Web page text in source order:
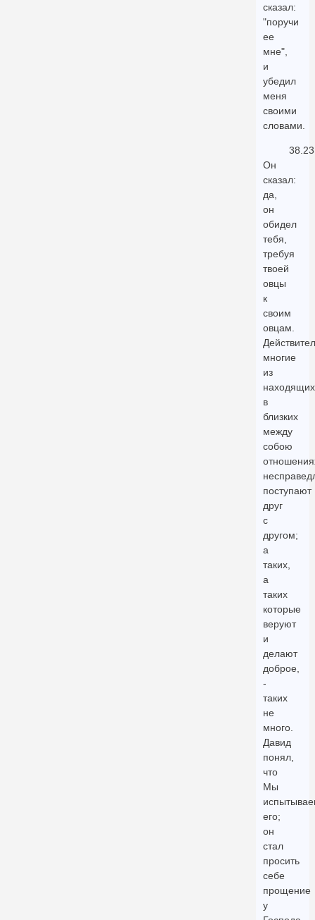
сказал:
"поручи
ее
мне",
и
убедил
меня
своими
словами.
38.23
Он
сказал:
да,
он
обидел
тебя,
требуя
твоей
овцы
к
своим
овцам.
многие
из
в
близких
между
собою
поступают
друг
с
другом;
а
таких,
а
таких
которые
веруют
и
делают
доброе,
-
таких
не
много.
Давид
понял,
что
Мы
его;
он
стал
просить
себе
прощение
у